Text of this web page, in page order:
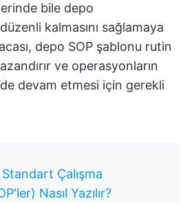
bile depo
kalmasını sağlamaya
depo SOP şablonu rutin
ve operasyonların
devam etmesi için gerekli
Standart Çalışma
Nasıl Yazılır?